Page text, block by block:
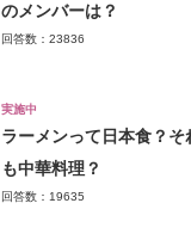
のメンバーは？
回答数：23836
実施中
ラーメンって日本食？そ
も中華料理？
回答数：19635